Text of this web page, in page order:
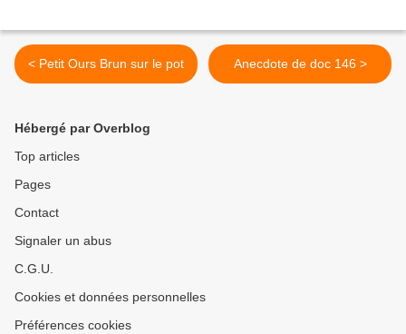
< Petit Ours Brun sur le pot Anecdote de doc 146 >
Hébergé par Overblog
Top articles
Pages
Contact
Signaler un abus
C.G.U.
Cookies et données personnelles
Préférences cookies